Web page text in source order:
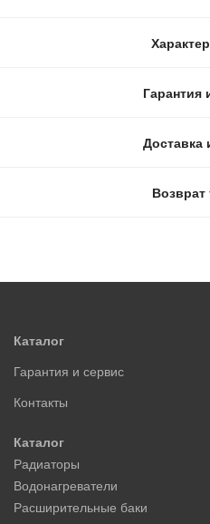
Гарантия
Доставка
Возврат
Каталог
Гарантия и сервис
Контакты
Каталог
Радиаторы
Водонагреватели
Расширительные баки